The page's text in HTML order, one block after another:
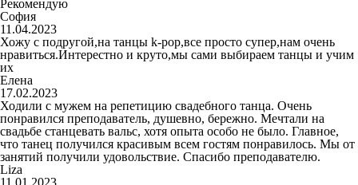
Рекомендую
София
11.04.2023
Хожу с подругой,на танцы k-pop,все просто супер,нам очень
нравиться.Интерестно и круто,мы сами выбираем танцы и учим
их
Елена
17.02.2023
Ходили с мужем на репетицию свадебного танца. Очень
понравился преподаватель, душевно, бережно. Мечтали на
свадьбе станцевать вальс, хотя опыта особо не было. Главное,
что танец получился красивым всем гостям понравилось. Мы от
занятий получили удовольствие. Спасибо преподавателю.
Liza
11.01.2023